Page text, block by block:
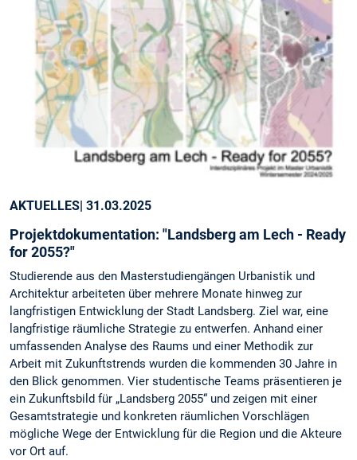
AKTUELLES| 31.03.2025
Projektdokumentation: "Landsberg am Lech - Ready
for 2055?"
Studierende aus den Masterstudiengängen Urbanistik und
Architektur arbeiteten über mehrere Monate hinweg zur
langfristigen Entwicklung der Stadt Landsberg. Ziel war, eine
langfristige räumliche Strategie zu entwerfen. Anhand einer
umfassenden Analyse des Raums und einer Methodik zur
Arbeit mit Zukunftstrends wurden die kommenden 30 Jahre in
den Blick genommen. Vier studentische Teams präsentieren je
ein Zukunftsbild für „Landsberg 2055“ und zeigen mit einer
Gesamtstrategie und konkreten räumlichen Vorschlägen
mögliche Wege der Entwicklung für die Region und die Akteure
vor Ort auf.